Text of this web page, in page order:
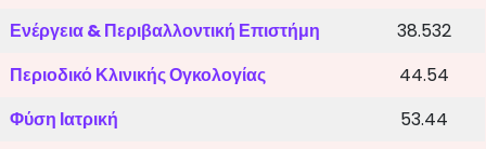
Ενέργεια & Περιβαλλοντική Επιστήμη
38.532
Περιοδικό Κλινικής Ογκολογίας
44.54
Φύση Ιατρική
53.44